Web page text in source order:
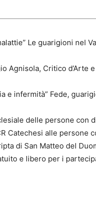
Le guarigioni nel
Agnisola, Critico d’Arte
e infermità” Fede,
delle persone con
Catechesi alle persone
di San Matteo del
e libero per i